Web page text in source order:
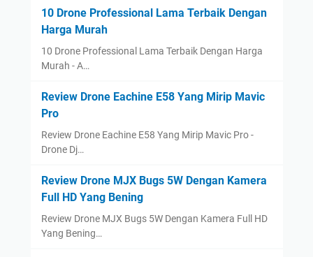
10 Drone Professional Lama Terbaik Dengan
Harga Murah
10 Drone Professional Lama Terbaik Dengan Harga
Murah - A…
Review Drone Eachine E58 Yang Mirip Mavic
Pro
Review Drone Eachine E58 Yang Mirip Mavic Pro -
Drone Dj…
Review Drone MJX Bugs 5W Dengan Kamera
Full HD Yang Bening
Review Drone MJX Bugs 5W Dengan Kamera Full HD
Yang Bening…